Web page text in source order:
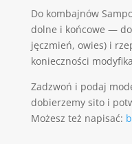
Do kombajnów
dolne i końcowe —
jęczmień, owies) i
konieczności
Zadzwoń i podaj
dobierzemy sito i
Możesz też napisać: